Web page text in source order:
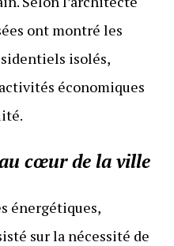
ont montré les
isolés,
économiques
cœur de la ville
énergétiques,
sur la nécessité de